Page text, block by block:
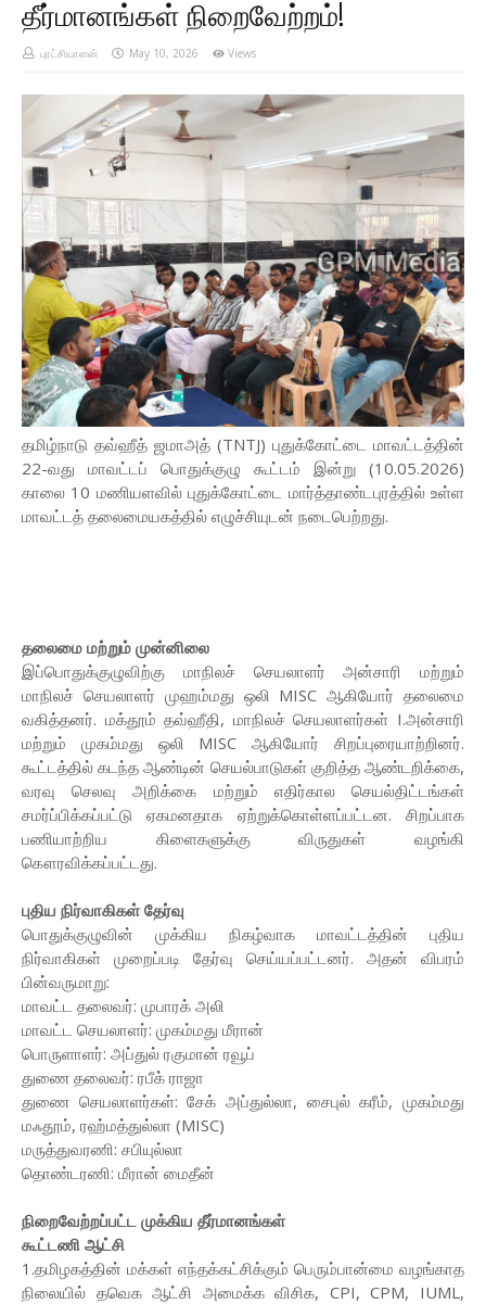
தீர்மானங்கள் நிறைவேற்றம்!
புரட்சியாளன் May 10, 2026 Views
தமிழ்நாடு தவ்ஹீத் ஜமாஅத் (TNTJ) புதுக்கோட்டை மாவட்டத்தின்
22-வது மாவட்டப் பொதுக்குழு கூட்டம் இன்று (10.05.2026)
காலை 10 மணியளவில் புதுக்கோட்டை மார்த்தாண்டபுரத்தில் உள்ள
மாவட்டத் தலைமையகத்தில் எழுச்சியுடன் நடைபெற்றது.
தலைமை மற்றும் முன்னிலை
இப்பொதுக்குழுவிற்கு மாநிலச் செயலாளர் அன்சாரி மற்றும்
மாநிலச் செயலாளர் முஹம்மது ஒலி MISC ஆகியோர் தலைமை
வகித்தனர். மக்தூம் தவ்ஹீதி, மாநிலச் செயலாளர்கள் I.அன்சாரி
மற்றும் முகம்மது ஒலி MISC ஆகியோர் சிறப்புரையாற்றினர்.
கூட்டத்தில் கடந்த ஆண்டின் செயல்பாடுகள் குறித்த ஆண்டறிக்கை,
வரவு செலவு அறிக்கை மற்றும் எதிர்கால செயல்திட்டங்கள்
சமர்ப்பிக்கப்பட்டு ஏகமனதாக ஏற்றுக்கொள்ளப்பட்டன. சிறப்பாக
பணியாற்றிய கிளைகளுக்கு விருதுகள் வழங்கி
கௌரவிக்கப்பட்டது.
புதிய நிர்வாகிகள் தேர்வு
பொதுக்குழுவின் முக்கிய நிகழ்வாக மாவட்டத்தின் புதிய
நிர்வாகிகள் முறைப்படி தேர்வு செய்யப்பட்டனர். அதன் விபரம்
பின்வருமாறு:
மாவட்ட தலைவர்: முபாரக் அலி
மாவட்ட செயலாளர்: முகம்மது மீரான்
பொருளாளர்: அப்துல் ரகுமான் ரவூப்
துணை தலைவர்: ரபீக் ராஜா
துணை செயலாளர்கள்: சேக் அப்துல்லா, சைபுல் கரீம், முகம்மது
மஃதூம், ரஹ்மத்துல்லா (MISC)
மருத்துவரணி: சபியுல்லா
தொண்டரணி: மீரான் மைதீன்
நிறைவேற்றப்பட்ட முக்கிய தீர்மானங்கள்
கூட்டணி ஆட்சி
1.தமிழகத்தின் மக்கள் எந்தக்கட்சிக்கும் பெரும்பான்மை வழங்காத
நிலையில் தவெக ஆட்சி அமைக்க விசிக, CPI, CPM, IUML,